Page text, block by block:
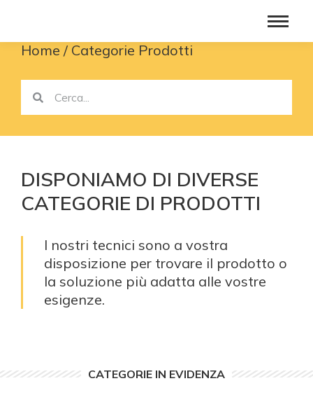
You are here:
Home Categorie Prodotti
DISPONIAMO DI DIVERSE
CATEGORIE DI PRODOTTI
I nostri tecnici sono a vostra
disposizione per trovare il prodotto o
la soluzione più adatta alle vostre
esigenze.
CATEGORIE IN EVIDENZA